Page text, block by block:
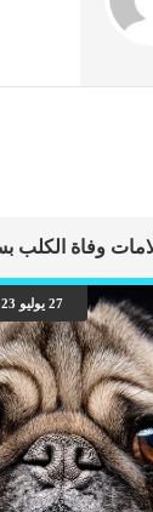
27 يوليو 2023